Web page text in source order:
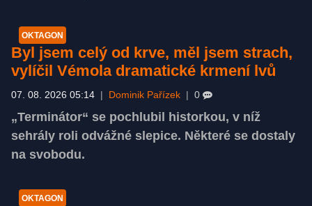
OKTAGON
Byl jsem celý od krve, měl jsem strach,
vylíčil Vémola dramatické krmení lvů
07. 08. 2026 05:14 Dominik Pařízek 0
„Terminátor“ se pochlubil historkou, v níž
sehrály roli odvážné slepice. Některé se dostaly
na svobodu.
OKTAGON